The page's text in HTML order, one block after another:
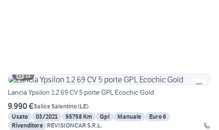
14
Lancia Ypsilon 1.2 69 CV 5 porte GPL Ecochic Gold
9.990 €Salice Salentino(LE)
Usato
03/2021 95758 Km Gpl Manuale
Euro 6
Rivenditore REVISIONCAR S.R.L.